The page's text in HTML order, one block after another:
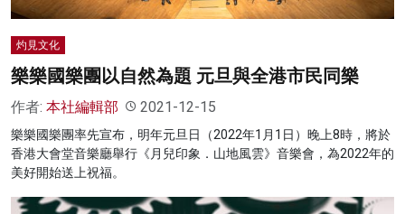
灼見文化
樂樂國樂團以自然為題 元旦與全港市民同樂
作者: 本社編輯部 2021-12-15
樂樂國樂團率先宣布，明年元旦日（2022年1月1日）晚上8時，將於
香港大會堂音樂廳舉行《月兒印象．山地風雲》音樂會，為2022年的
美好開始送上祝福。